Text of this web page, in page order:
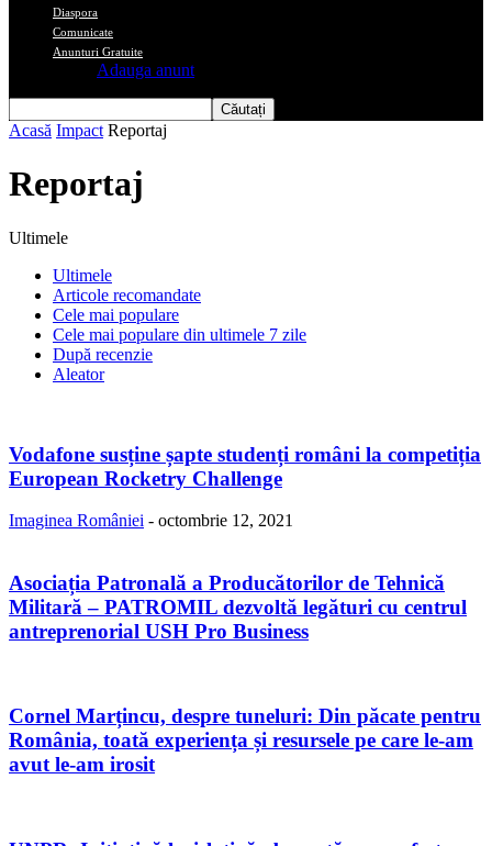
Diaspora
Comunicate
Anunturi Gratuite
Adauga anunt
Acasă Impact Reportaj
Reportaj
Ultimele
Ultimele
Articole recomandate
Cele mai populare
Cele mai populare din ultimele 7 zile
După recenzie
Aleator
Vodafone susține șapte studenți români la competiția
European Rocketry Challenge
Imaginea României - octombrie 12, 2021
Asociația Patronală a Producătorilor de Tehnică
Militară – PATROMIL dezvoltă legături cu centrul
antreprenorial USH Pro Business
Cornel Marțincu, despre tuneluri: Din păcate pentru
România, toată experiența și resursele pe care le-am
avut le-am irosit